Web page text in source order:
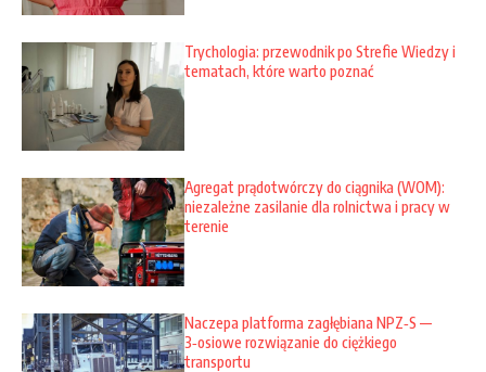
Trychologia: przewodnik po Strefie Wiedzy i
tematach, które warto poznać
Agregat prądotwórczy do ciągnika (WOM):
niezależne zasilanie dla rolnictwa i pracy w
terenie
Naczepa platforma zagłębiana NPZ‑S —
3‑osiowe rozwiązanie do ciężkiego
transportu